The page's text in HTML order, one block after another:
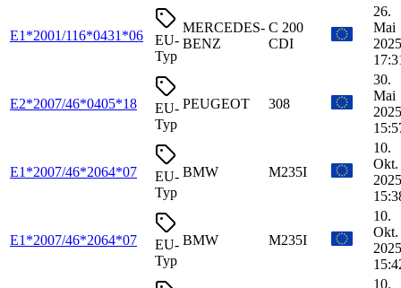
E1*2001/116*0431*06
EU-
Typ
MERCEDES-
BENZ
C 200
CDI
26.
Mai
E2*2007/46*0405*18
EU-
Typ
PEUGEOT 308
30.
Mai
E1*2007/46*2064*07
EU-
Typ
BMW M235I
10.
Okt.
E1*2007/46*2064*07
EU-
Typ
BMW M235I
10.
Okt.
10.